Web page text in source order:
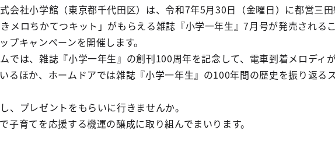
会社小学館（東京都千代田区）は、令和7年5月30日（金曜日）に都営三
メロちかてつキット」がもらえる雑誌『小学一年生』7月号が発売される
キャンペーンを開催します。
では、雑誌『小学一年生』の創刊100周年を記念して、電車到着メロディ
るほか、ホームドアでは雑誌『小学一年生』の100年間の歴史を振り返る
、プレゼントをもらいに行きませんか。
子育てを応援する機運の醸成に取り組んでまいります。